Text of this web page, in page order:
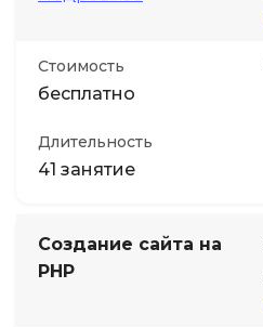
Стоимость
бесплатно
Длительность
41 занятие
Создание сайта на
PHP